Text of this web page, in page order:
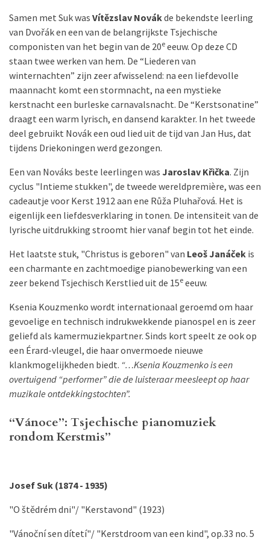
Samen met Suk was Vítězslav Novákde bekendste leerling
van Dvořák en een van de belangrijkste Tsjechische
componisten van het begin van de 20e eeuw. Op deze CD
staan twee werken van hem. De “Liederen van
winternachten” zijn zeer afwisselend: na een liefdevolle
maannacht komt een stormnacht, na een mystieke
kerstnacht een burleske carnavalsnacht. De “Kerstsonatine”
draagt een warm lyrisch, en dansend karakter. In het tweede
deel gebruikt Novák een oud lied uit de tijd van Jan Hus, dat
tijdens Driekoningen werd gezongen.
Een van Nováks beste leerlingen was Jaroslav Křička. Zijn
cyclus "Intieme stukken", de tweede wereldpremière, was een
cadeautje voor Kerst 1912 aan ene Růža Pluhařová. Het is
eigenlijk een liefdesverklaring in tonen. De intensiteit van de
lyrische uitdrukking stroomt hier vanaf begin tot het einde.
Het laatste stuk, "Christus is geboren" van Leoš Janáček is
een charmante en zachtmoedige pianobewerking van een
zeer bekend Tsjechisch Kerstlied uit de 15e eeuw.
Ksenia Kouzmenko wordt internationaal geroemd om haar
gevoelige en technisch indrukwekkende pianospel en is zeer
geliefd als kamermuziekpartner. Sinds kort speelt ze ook op
een Érard-vleugel, die haar onvermoede nieuwe
klankmogelijkheden biedt. “…Ksenia Kouzmenko is een
overtuigend “performer” die de luisteraar meesleept op haar
muzikale ontdekkingstochten”.
“Vánoce”: Tsjechische pianomuziek
rondom Kerstmis”
Josef Suk (1874 - 1935)
"O štědrém dni"/ "Kerstavond" (1923)
"Vánoční sen dítetí"/ "Kerstdroom van een kind", op.33 no. 5